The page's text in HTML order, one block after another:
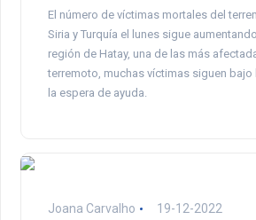
El número de víctimas mortales del
Siria y Turquía el lunes sigue
región de Hatay, una de las más
terremoto, muchas víctimas siguen
la espera de ayuda.
Joana Carvalho 19-12-2022